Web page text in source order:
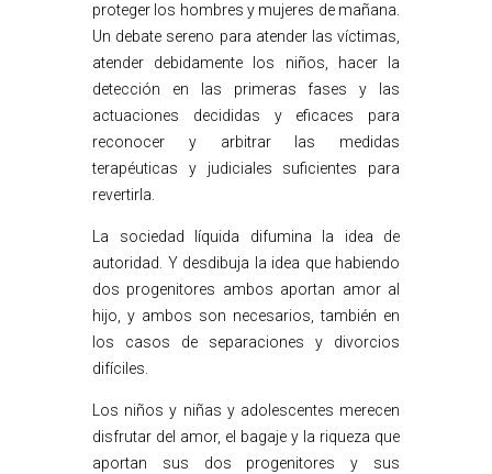
proteger los hombres y mujeres de mañana.
Un debate sereno para atender las víctimas,
atender debidamente los niños, hacer la
detección en las primeras fases y las
actuaciones decididas y eficaces para
reconocer y arbitrar las medidas
terapéuticas y judiciales suficientes para
revertirla.
La sociedad líquida difumina la idea de
autoridad. Y desdibuja la idea que habiendo
dos progenitores ambos aportan amor al
hijo, y ambos son necesarios, también en
los casos de separaciones y divorcios
difíciles.
Los niños y niñas y adolescentes merecen
disfrutar del amor, el bagaje y la riqueza que
aportan sus dos progenitores y sus